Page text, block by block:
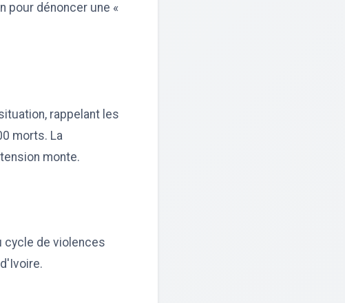
pour dénoncer une «
rappelant les
morts. La
monte.
cycle de violences